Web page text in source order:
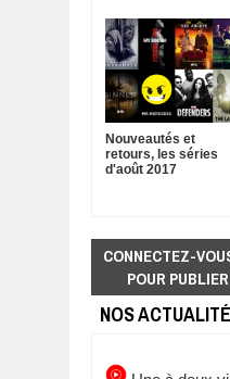
Nouveautés et
retours, les séries
d'août 2017
CONNECTEZ-
POUR
NOS